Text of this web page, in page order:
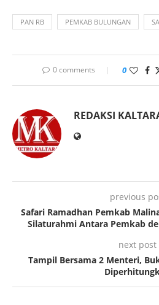
PAN RB PEMKAB BULUNGAN
0 comments 0
REDAKSI
previous
Safari Ramadhan Pemkab
Silaturahmi Antara Pemkab
next post
Tampil Bersama 2 Menteri,